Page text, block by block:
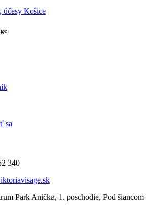
sa
340
Park Anička, 1. poschodie, Pod šiancom